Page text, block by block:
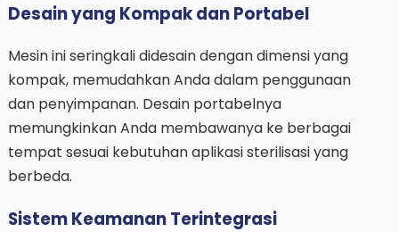
Desain yang Kompak dan Portabel
Mesin ini seringkali didesain dengan dimensi yang
kompak, memudahkan Anda dalam penggunaan
dan penyimpanan. Desain portabelnya
memungkinkan Anda membawanya ke berbagai
tempat sesuai kebutuhan aplikasi sterilisasi yang
berbeda.
Sistem Keamanan Terintegrasi